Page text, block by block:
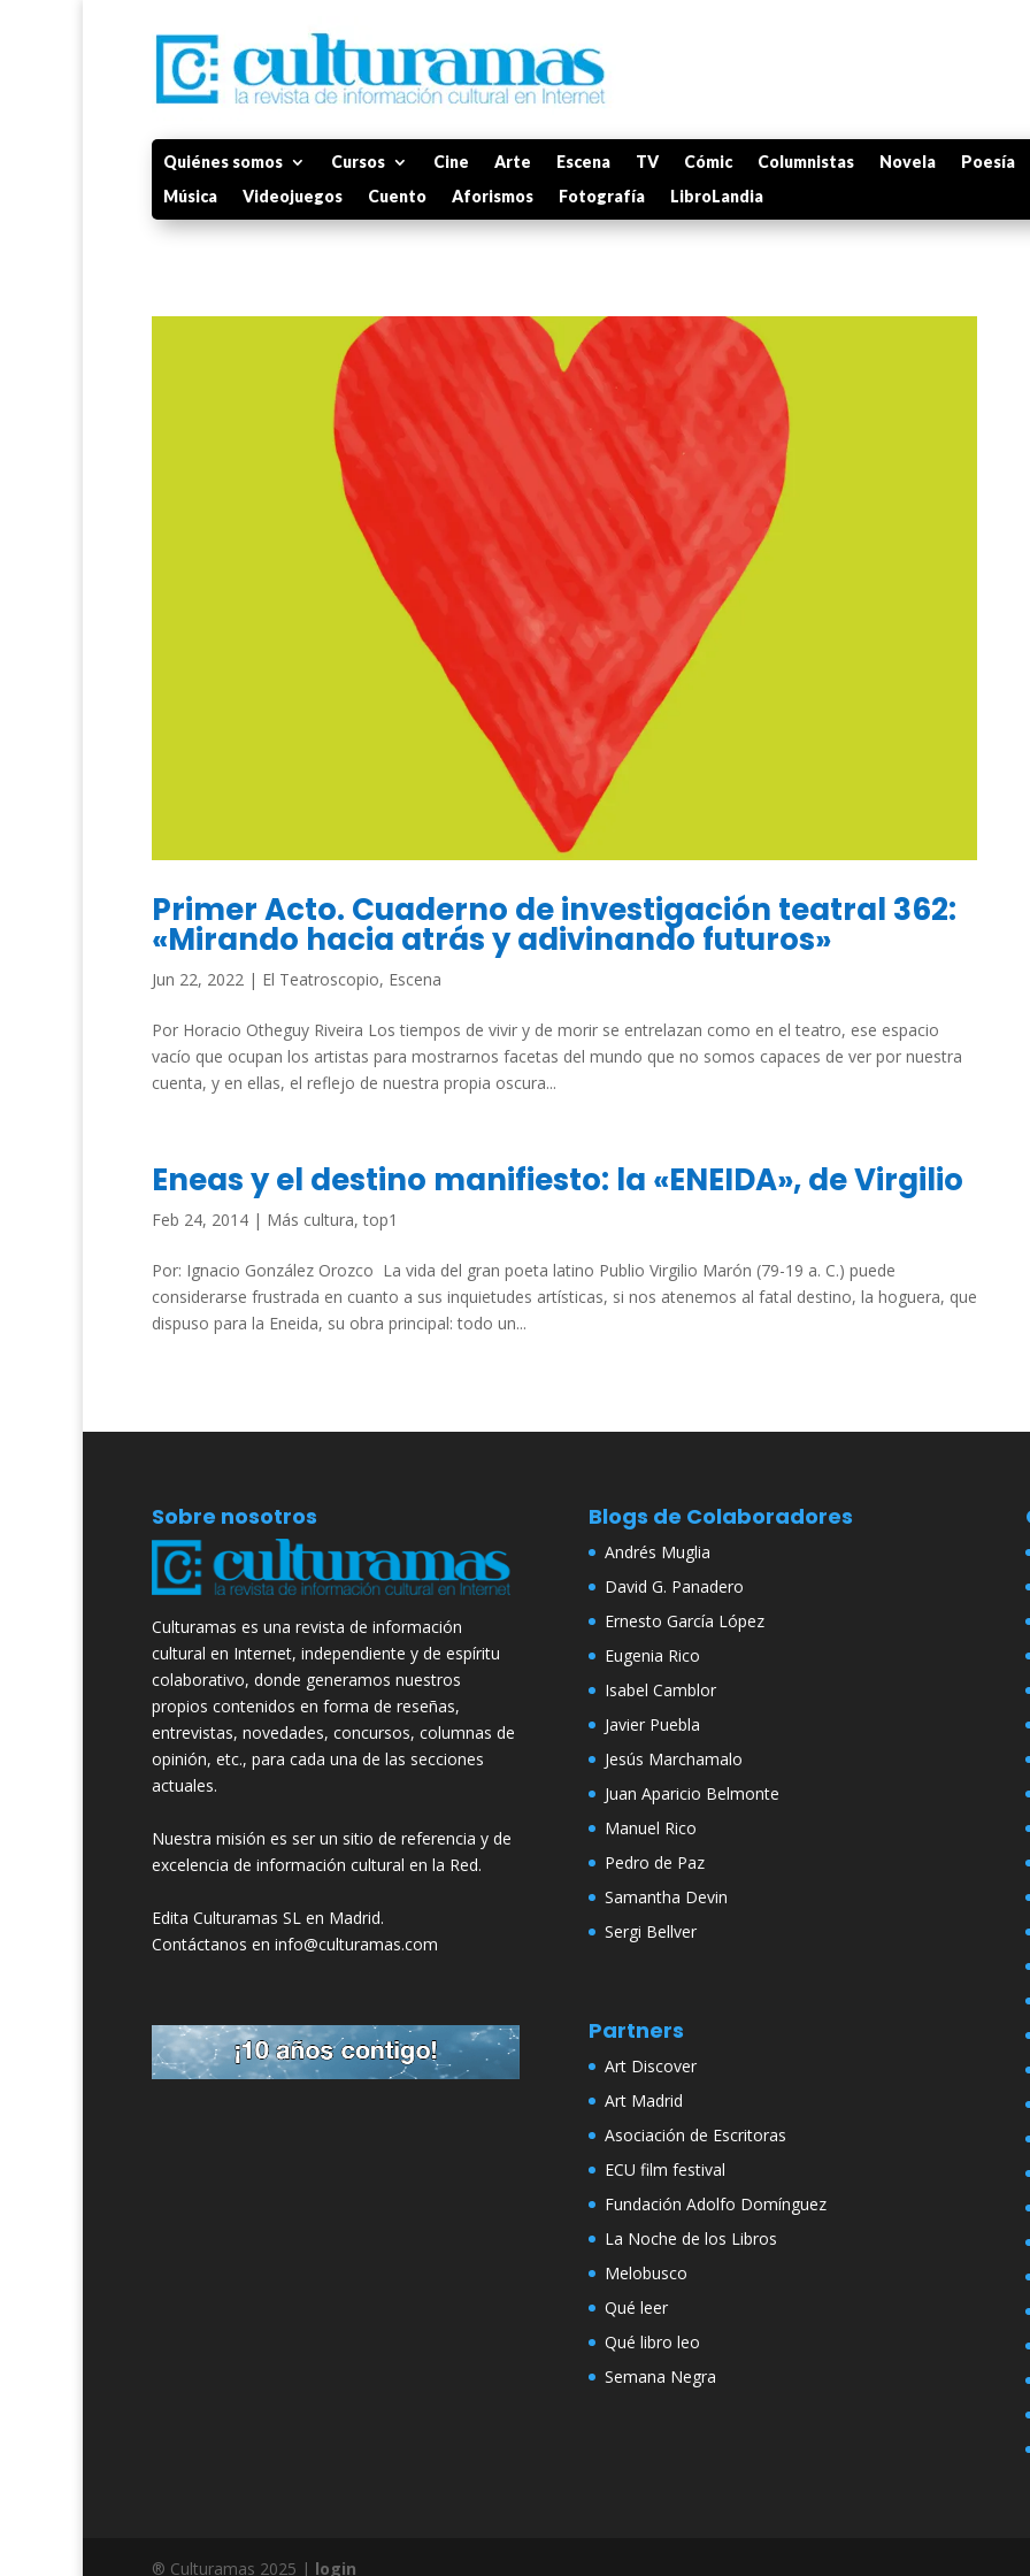
Quiénes somos Cursos Cine Arte Escena TV Cómic Columnistas Novela Poesía
Música
Videojuegos Cuento Aforismos Fotografía LibroLandia
Primer Acto. Cuaderno de investigación teatral 362:
«Mirando hacia atrás y adivinando futuros»
Jun 22, 2022 | El Teatroscopio, Escena
Por Horacio Otheguy Riveira Los tiempos de vivir y de morir se entrelazan como en el teatro, ese espacio
vacío que ocupan los artistas para mostrarnos facetas del mundo que no somos capaces de ver por nuestra
cuenta, y en ellas, el reflejo de nuestra propia oscura...
Eneas y el destino manifiesto: la «ENEIDA», de Virgilio
Feb 24, 2014 | Más cultura,top1
Por: Ignacio González Orozco La vida del gran poeta latino Publio Virgilio Marón (79-19 a. C.) puede
considerarse frustrada en cuanto a sus inquietudes artísticas, si nos atenemos al fatal destino, la hoguera, que
dispuso para la Eneida, su obra principal: todo un...
Sobre nosotros
Culturamas es una revista de información
cultural en Internet, independiente y de espíritu
colaborativo, donde generamos nuestros
propios contenidos en forma de reseñas,
entrevistas, novedades, concursos, columnas de
opinión, etc., para cada una de las secciones
actuales.
Nuestra misión es ser un sitio de referencia y de
excelencia de información cultural en la Red.
Edita Culturamas SL en Madrid.
Contáctanos en info@culturamas.com
Blogs de Colaboradores
Andrés Muglia
David G. Panadero
Ernesto García López
Eugenia Rico
Isabel Camblor
Javier Puebla
Jesús Marchamalo
Juan Aparicio Belmonte
Manuel Rico
Pedro de Paz
Samantha Devin
Sergi Bellver
Partners
Art Discover
Art Madrid
Asociación de Escritoras
ECU film festival
Fundación Adolfo Domínguez
La Noche de los Libros
Melobusco
Qué leer
Qué libro leo
Semana Negra
® Culturamas 2025 | login